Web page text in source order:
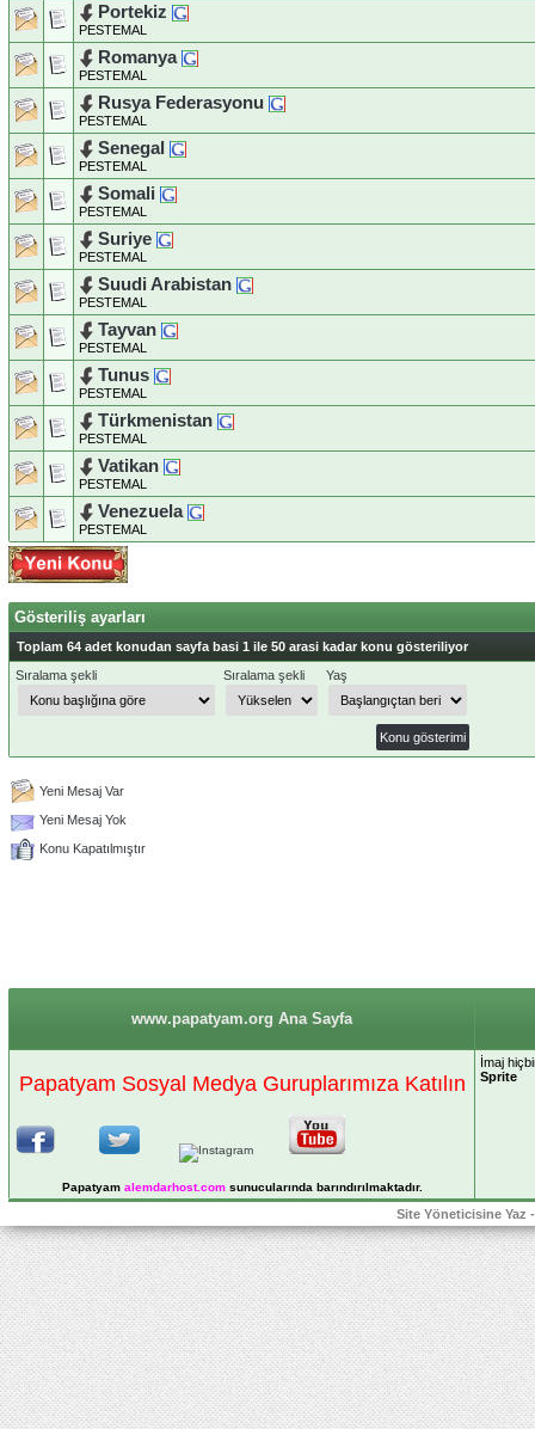
Portekiz
PESTEMAL
Romanya
PESTEMAL
Rusya Federasyonu
PESTEMAL
Senegal
PESTEMAL
Somali
PESTEMAL
Suriye
PESTEMAL
Suudi Arabistan
PESTEMAL
Tayvan
PESTEMAL
Tunus
PESTEMAL
Türkmenistan
PESTEMAL
Vatikan
PESTEMAL
Venezuela
PESTEMAL
Gösteriliş ayarları
Toplam 64 adet konudan sayfa basi 1 ile 50 arasi kadar konu gösteriliyor
Sıralama şekli
Sıralama şekli Yaş
Yeni Mesaj Var
Yeni Mesaj Yok
Konu Kapatılmıştır
www.papatyam.org Ana Sayfa
Papatyam Sosyal Medya Guruplarımıza Katılın
Papatyam alemdarhost.comsunucularında barındırılmaktadır.
İmaj
Sprite
Site Yöneticisine Yaz